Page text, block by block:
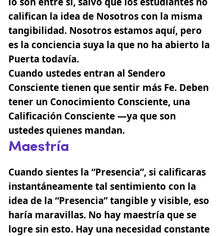
califican la idea de Nosotros con la misma
tangibilidad. Nosotros estamos aquí, pero
es la conciencia suya la que no ha abierto la
Puerta todavía.
Cuando ustedes entran al Sendero
Consciente tienen que sentir más Fe. Deben
tener un Conocimiento Consciente, una
Calificación Consciente —ya que son
ustedes quienes mandan.
Maestría
Cuando sientes la “Presencia”, si calificaras
instantáneamente tal sentimiento con la
idea de la “Presencia” tangible y visible, eso
haría maravillas. No hay maestría que se
logre sin esto. Hay una necesidad constante